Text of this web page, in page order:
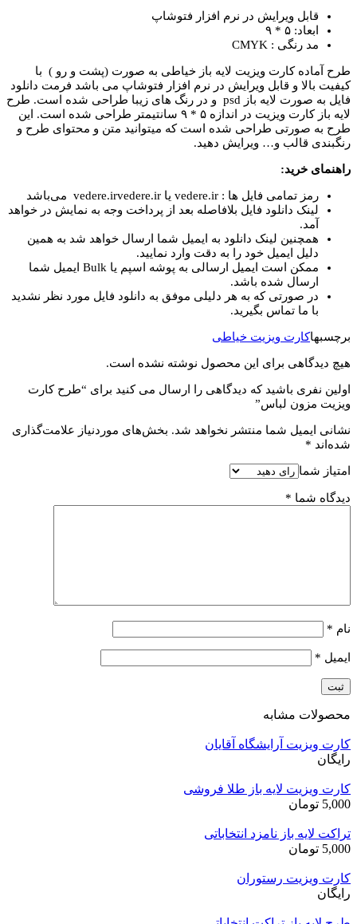
قابل ویرایش در نرم افزار فتوشاپ
ابعاد: ۵ * ۹
مد رنگی : CMYK
طرح آماده کارت ویزیت لایه باز خیاطی به صورت (پشت و رو ) با
کیفیت بالا و قابل ویرایش در نرم افزار فتوشاپ می باشد فرمت دانلود
فایل به صورت لایه باز psd و در رنگ های زیبا طراحی شده است. طرح
لایه باز کارت ویزیت در اندازه ۵ * ۹ سانتیمتر طراحی شده است. این
طرح به صورتی طراحی شده است که میتوانید متن و محتوای طرح و
رنگبندی قالب و… ویرایش دهید.
راهنمای خرید:
رمز تمامی فایل ها : vedere.ir یا vedere.irvedere.ir می‌باشد
لینک دانلود فایل بلافاصله بعد از پرداخت وجه به نمایش در خواهد
آمد.
همچنین لینک دانلود به ایمیل شما ارسال خواهد شد به همین
دلیل ایمیل خود را به دقت وارد نمایید.
ممکن است ایمیل ارسالی به پوشه اسپم یا Bulk ایمیل شما
ارسال شده باشد.
در صورتی که به هر دلیلی موفق به دانلود فایل مورد نظر نشدید
با ما تماس بگیرید.
برچسبهاکارت ویزیت خیاطی
هیچ دیدگاهی برای این محصول نوشته نشده است.
اولین نفری باشید که دیدگاهی را ارسال می کنید برای “طرح کارت
ویزیت مزون لباس”
نشانی ایمیل شما منتشر نخواهد شد. بخش‌های موردنیاز علامت‌گذاری
شده‌اند *
امتیاز شما
دیدگاه شما *
نام *
ایمیل *
محصولات مشابه
کارت ویزیت آرایشگاه آقایان
رایگان
کارت ویزیت لایه باز طلا فروشی
5,000 تومان
تراکت لایه باز نامزد انتخاباتی
5,000 تومان
کارت ویزیت رستوران
رایگان